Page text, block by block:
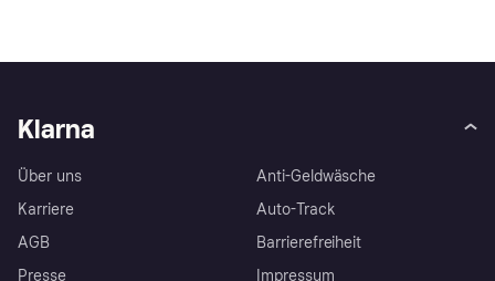
Klarna
Über uns
Karriere
AGB
Presse
Anti-Geldwäsche
Auto-Track
Barrierefreiheit
Impressum